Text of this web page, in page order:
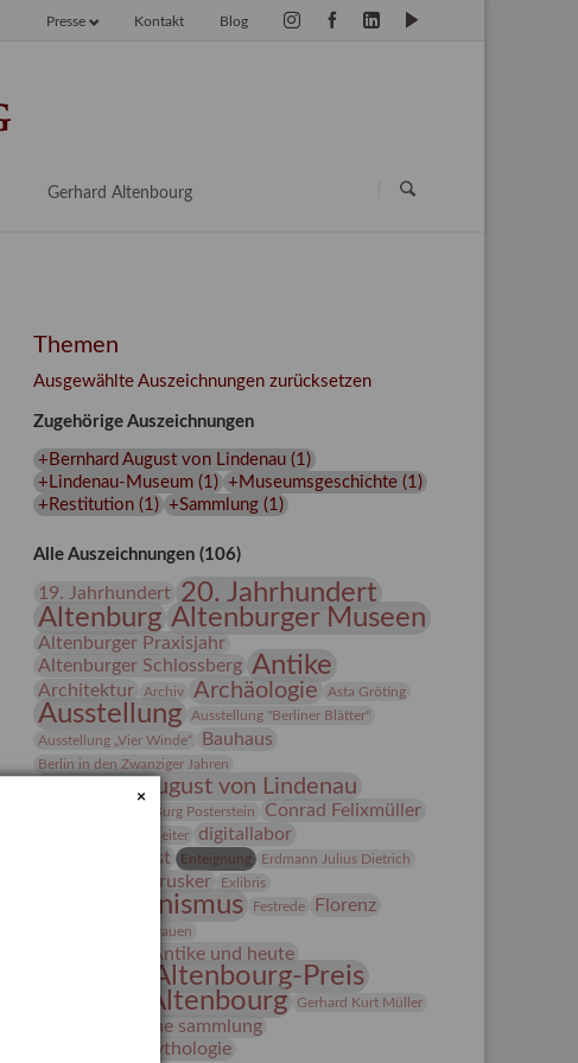
Blog
Kontakt
Presse
Gerhard Altenbourg
Themen
Ausgewählte Auszeichnungen zurücksetzen
Zugehörige Auszeichnungen
+Bernhard August von Lindenau(1 )
+Lindenau-Museum(1 ) +Museumsgeschichte(1 )
+Restitution(1 ) +Sammlung(1 )
Alle Auszeichnungen (106)
19. Jahrhundert 20. Jahrhundert
Altenburg Altenburger Museen
Altenburger Praxisjahr
Altenburger Schlossberg Antike
Architektur Archiv Archäologie Asta Gröting
Ausstellung
Ausstellung "Berliner Blätter"
Ausstellung „Vier Winde“
Bauhaus
Berlin in den Zwanziger Jahren
Bernhard August von Lindenau
Burg Posterstein Conrad Felixmüller
Der Blaue Reiter
digitallabor
Entartete Kunst
Enteignung
Erdmann Julius Dietrich
estrusker Exlibris
Expressionismus Festrede Florenz
frauen
Frauen in der Antike und heute
Gerhard-Altenbourg-Preis
Gerhard Altenbourg
Gerhard Kurt Müller
grafische sammlung
griechische Mythologie
×